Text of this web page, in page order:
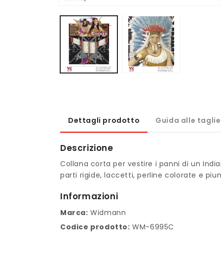
contenuti
multimediali
finestra
modale
Dettagli prodotto Guida alle taglie
Descrizione
Collana corta per vestire i panni di un
parti rigide, laccetti, perline colorate e
Informazioni
Marca: Widmann
Codice prodotto: WM-6995C